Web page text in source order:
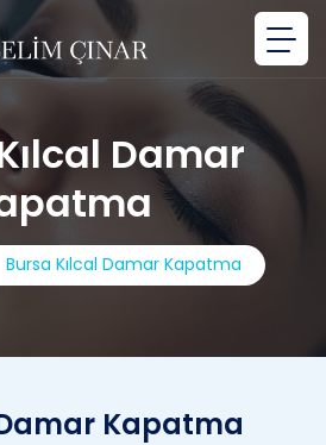
Damar
Bursa Kılcal Damar Kapatma
Kapatma